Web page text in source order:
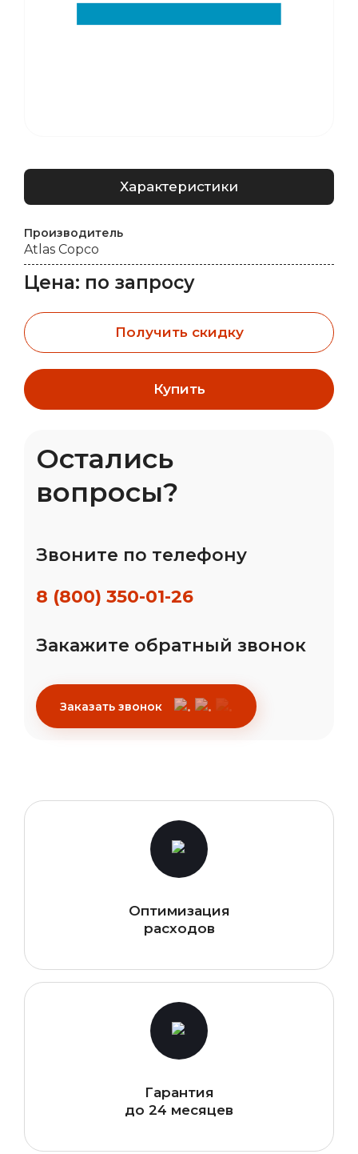
Характеристики
Производитель
Atlas Copco
Цена: по запросу
Получить скидку
Купить
Оптимизация
расходов
Гарантия
до 24 месяцев
Остались
вопросы?
Звоните по телефону
8 (800) 350-01-26
Закажите обратный звонок
Заказать звонок